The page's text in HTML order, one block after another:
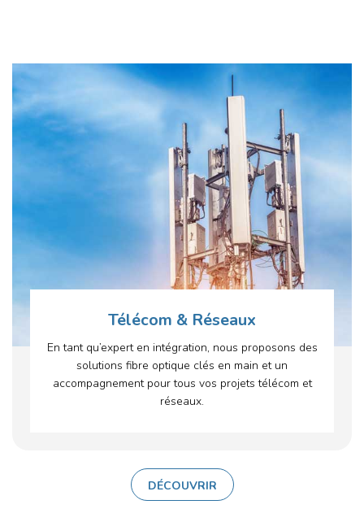
Télécom & Réseaux
En tant qu’expert en intégration, nous proposons des
solutions fibre optique clés en main et un
accompagnement pour tous vos projets télécom et
réseaux.
DÉCOUVRIR